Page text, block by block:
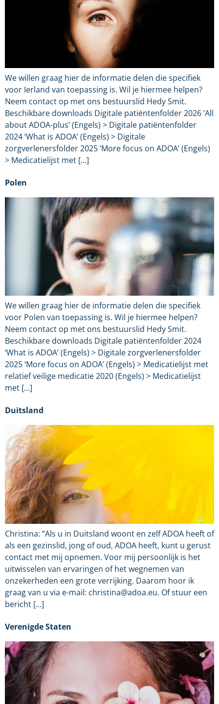
We willen graag hier de informatie delen die specifiek
voor Ierland van toepassing is. Wil je hiermee helpen?
Neem contact op met ons bestuurslid Hedy Smit.
Beschikbare downloads Digitale patiëntenfolder 2026 ‘All
about ADOA-plus’ (Engels) > Digitale patiëntenfolder
2024 ‘What is ADOA’ (Engels) > Digitale
zorgverlenersfolder 2025 ‘More focus on ADOA’ (Engels)
> Medicatielijst met […]
Polen
We willen graag hier de informatie delen die specifiek
voor Polen van toepassing is. Wil je hiermee helpen?
Neem contact op met ons bestuurslid Hedy Smit.
Beschikbare downloads Digitale patiëntenfolder 2024
‘What is ADOA’ (Engels) > Digitale zorgverlenersfolder
2025 ‘More focus on ADOA’ (Engels) > Medicatielijst met
relatief veilige medicatie 2020 (Engels) > Medicatielijst
met […]
Duitsland
Christina: “Als u in Duitsland woont en zelf ADOA heeft of
als een gezinslid, jong of oud, ADOA heeft, kunt u gerust
contact met mij opnemen. Voor mij persoonlijk is het
uitwisselen van ervaringen of het wegnemen van
onzekerheden een grote verrijking. Daarom hoor ik
graag van u via e-mail: christina@adoa.eu. Of stuur een
bericht […]
Verenigde Staten